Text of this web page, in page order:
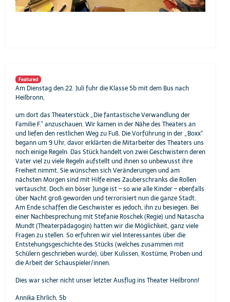
Featured
Am Dienstag den 22. Juli fuhr die Klasse 5b mit dem Bus nach
Heilbronn,
um dort das Theaterstück „Die fantastische Verwandlung der
Familie F." anzuschauen. Wir kamen in der Nähe des Theaters an
und liefen den restlichen Weg zu Fuß. Die Vorführung in der „Boxx“
begann um 9 Uhr, davor erklärten die Mitarbeiter des Theaters uns
noch einige Regeln. Das Stück handelt von zwei Geschwistern deren
Vater viel zu viele Regeln aufstellt und ihnen so unbewusst ihre
Freiheit nimmt. Sie wünschen sich Veränderungen und am
nächsten Morgen sind mit Hilfe eines Zauberschranks die Rollen
vertauscht. Doch ein böser Junge ist – so wie alle Kinder – ebenfalls
über Nacht groß geworden und terrorisiert nun die ganze Stadt.
Am Ende schaffen die Geschwister es jedoch, ihn zu besiegen. Bei
einer Nachbesprechung mit Stefanie Roschek (Regie) und Natascha
Mundt (Theaterpädagogin) hatten wir die Möglichkeit, ganz viele
Fragen zu stellen. So erfuhren wir viel Interessantes über die
Entstehungsgeschichte des Stücks (welches zusammen mit
Schülern geschrieben wurde), über Kulissen, Kostüme, Proben und
die Arbeit der Schauspieler/innen.
Dies war sicher nicht unser letzter Ausflug ins Theater Heilbronn!
Annika Ehrlich, 5b